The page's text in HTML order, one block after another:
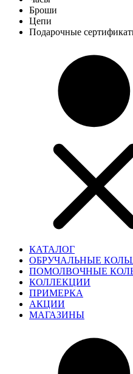
Броши
Цепи
Подарочные
КАТАЛОГ
ОБРУЧАЛЬНЫЕ
ПОМОЛВОЧНЫЕ
КОЛЛЕКЦИИ
ПРИМЕРКА
АКЦИИ
МАГАЗИНЫ